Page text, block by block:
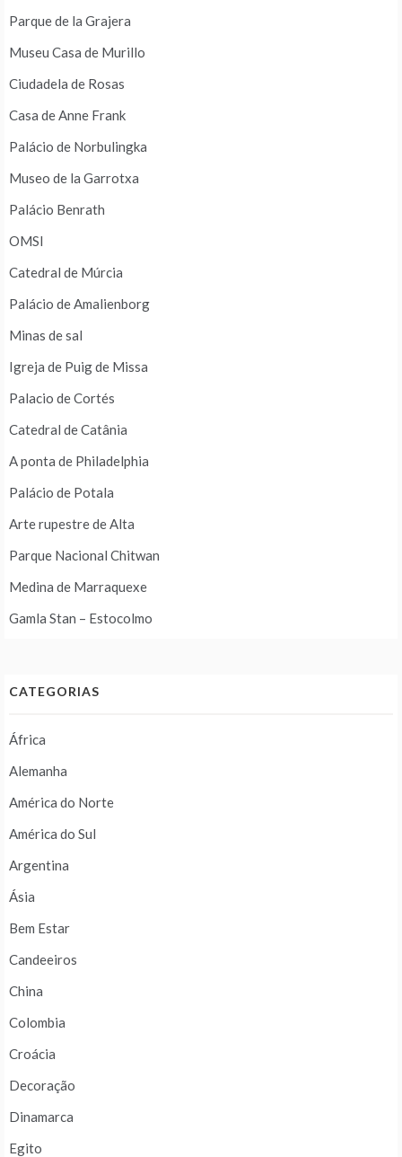
Parque de la Grajera
Museu Casa de Murillo
Ciudadela de Rosas
Casa de Anne Frank
Palácio de Norbulingka
Museo de la Garrotxa
Palácio Benrath
OMSI
Catedral de Múrcia
Palácio de Amalienborg
Minas de sal
Igreja de Puig de Missa
Palacio de Cortés
Catedral de Catânia
A ponta de Philadelphia
Palácio de Potala
Arte rupestre de Alta
Parque Nacional Chitwan
Medina de Marraquexe
Gamla Stan – Estocolmo
CATEGORIAS
África
Alemanha
América do Norte
América do Sul
Argentina
Ásia
Bem Estar
Candeeiros
China
Colombia
Croácia
Decoração
Dinamarca
Egito